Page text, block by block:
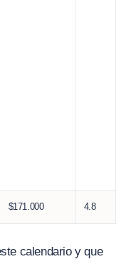
$171.000 4.8
calendario y que